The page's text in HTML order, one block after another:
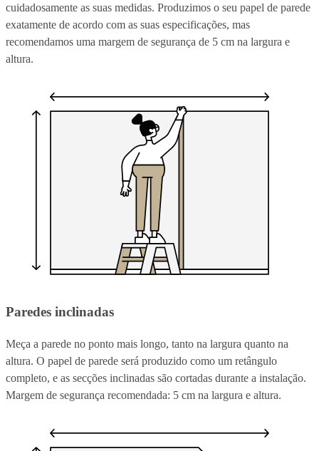
cuidadosamente as suas medidas. Produzimos o seu papel de parede
exatamente de acordo com as suas especificações, mas
recomendamos uma margem de segurança de 5 cm na largura e
altura.
Paredes inclinadas
Meça a parede no ponto mais longo, tanto na largura quanto na
altura. O papel de parede será produzido como um retângulo
completo, e as secções inclinadas são cortadas durante a instalação.
Margem de segurança recomendada: 5 cm na largura e altura.